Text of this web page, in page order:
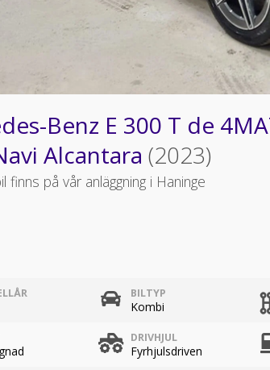
Benz E 300 T de
Alcantara (2023)
finns på vår anläggning i Haninge
BILTYP
Kombi
DRIVHJUL
Fyrhjulsdriven